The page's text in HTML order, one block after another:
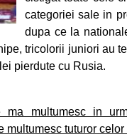
canotoarele
pentru Campionatul
medalii la ultimul
ergometru
categoriei sale in
dupa ce la
tricolorii juniori au
pierdute cu Rusia.
ma multumesc in
multumesc tuturor